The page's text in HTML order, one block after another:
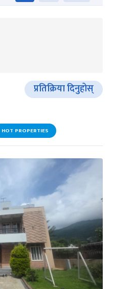
प्रतिक्रिया दिनुहोस्
HOT PROPERTIES